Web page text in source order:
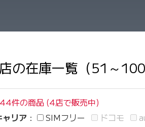
の在庫一覧（51～100
件の商品 (4店で販売中)
ャリア ： SIMフリー ドコモ